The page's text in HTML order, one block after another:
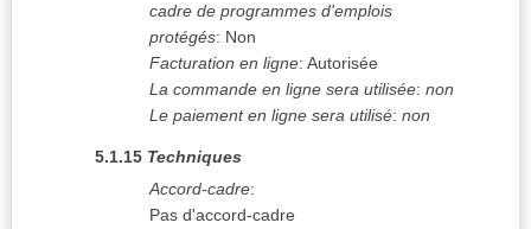
cadre de programmes d'emplois
protégés: Non
Facturation en ligne: Autorisée
La commande en ligne sera utilisée: non
Le paiement en ligne sera utilisé: non
5.1.15 Techniques
Accord-cadre:
Pas d'accord-cadre